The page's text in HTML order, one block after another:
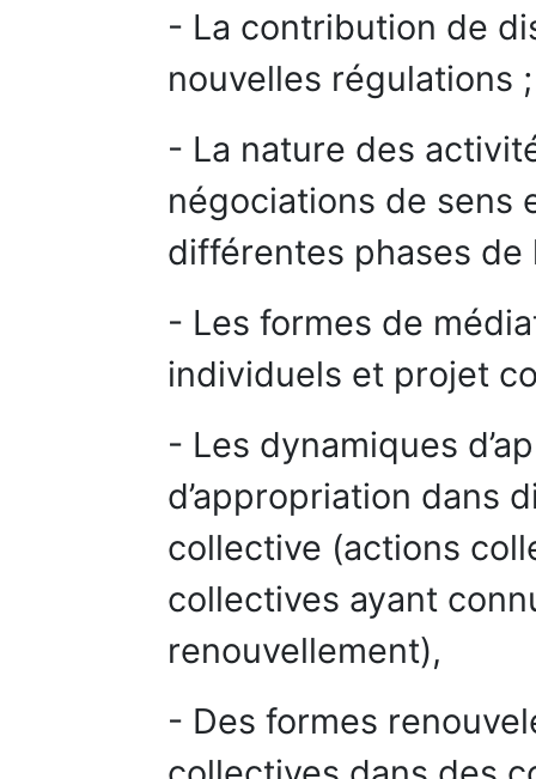
- La contribution de
nouvelles régulations ;
- La nature des
négociations de sens
différentes phases
- Les formes de
individuels et projet
- Les dynamiques
d’appropriation dans
collective (actions
collectives ayant
renouvellement),
- Des formes